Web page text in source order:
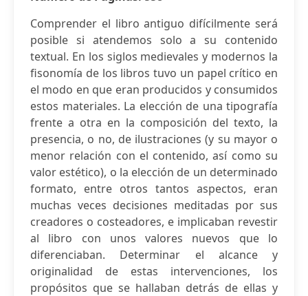
Comprender el libro antiguo difícilmente será
posible si atendemos solo a su contenido
textual. En los siglos medievales y modernos la
fisonomía de los libros tuvo un papel crítico en
el modo en que eran producidos y consumidos
estos materiales. La elección de una tipografía
frente a otra en la composición del texto, la
presencia, o no, de ilustraciones (y su mayor o
menor relación con el contenido, así como su
valor estético), o la elección de un determinado
formato, entre otros tantos aspectos, eran
muchas veces decisiones meditadas por sus
creadores o costeadores, e implicaban revestir
al libro con unos valores nuevos que lo
diferenciaban. Determinar el alcance y
originalidad de estas intervenciones, los
propósitos que se hallaban detrás de ellas y